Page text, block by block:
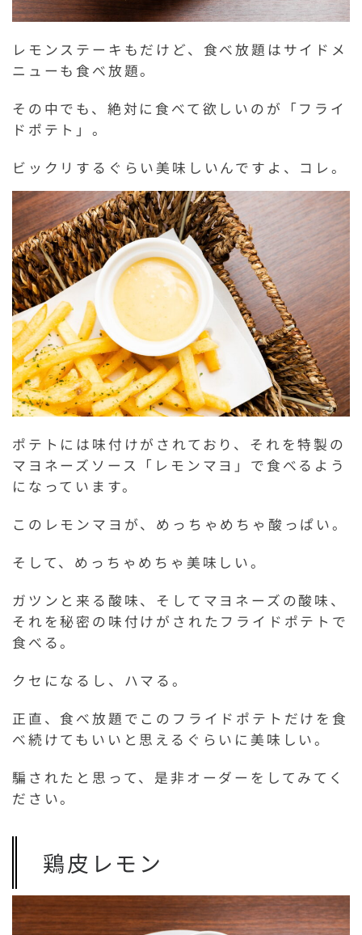
レモンステーキもだけど、食べ放題はサイドメ
ニューも食べ放題。
その中でも、絶対に食べて欲しいのが「フライ
ドポテト」。
ビックリするぐらい美味しいんですよ、コレ。
ポテトには味付けがされており、それを特製の
マヨネーズソース「レモンマヨ」で食べるよう
になっています。
このレモンマヨが、めっちゃめちゃ酸っぱい。
そして、めっちゃめちゃ美味しい。
ガツンと来る酸味、そしてマヨネーズの酸味、
それを秘密の味付けがされたフライドポテトで
食べる。
クセになるし、ハマる。
正直、食べ放題でこのフライドポテトだけを食
べ続けてもいいと思えるぐらいに美味しい。
騙されたと思って、是非オーダーをしてみてく
ださい。
鶏皮レモン